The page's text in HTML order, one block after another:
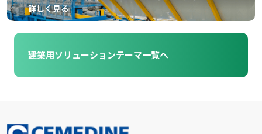
詳しく見る
建築用ソリューションテーマ一覧へ